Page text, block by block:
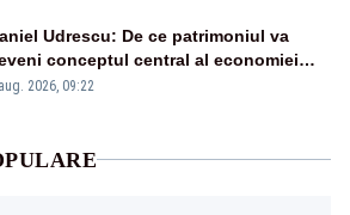
Udrescu: De ce patrimoniul va
conceptul central al economiei
2026, 09:22